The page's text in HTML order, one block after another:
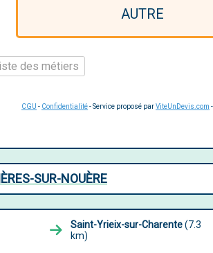
AUTRE
des métiers
CGU - Confidentialité- Service proposé parViteUnDevis.com -
SUR-NOUÈRE
Saint-Yrieix-sur-Charente(7.3
km)